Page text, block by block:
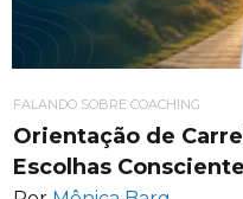
FALANDO SOBRE COACHING
Orientação de
Escolhas